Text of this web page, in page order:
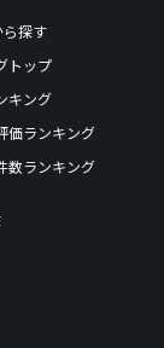
ら探す
トップ
キング
価ランキング
数ランキング